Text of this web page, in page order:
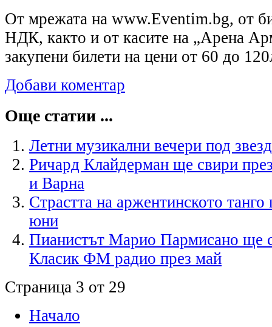
От мрежата на www.Eventim.bg, от
НДК, както и от касите на „Арена
закупени билети на цени от 60 до
Добави коментар
Още статии ...
Летни музикални вечери под
Ричард Клайдерман ще свири
и Варна
Страстта на аржентинското
юни
Пианистът Марио Пармисано ще
Класик ФМ радио през май
Страница 3 от 29
Начало